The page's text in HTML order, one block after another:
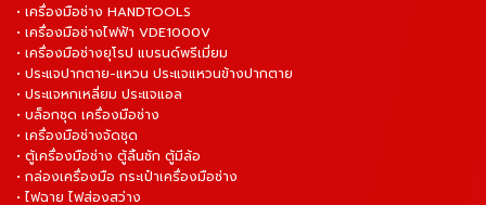
• เครื่องมือช่าง HANDTOOLS
• เครื่องมือช่างไฟฟ้า VDE1000V
• เครื่องมือช่างยุโรป แบรนด์พรีเมี่ยม
• ประแจปากตาย-แหวน ประแจแหวนข้างปากตาย
• ประแจหกเหลี่ยม ประแจแอล
• บล็อกชุด เครื่องมือช่าง
• เครื่องมือช่างจัดชุด
• ตู้เครื่องมือช่าง ตู้ลิ้นชัก ตู้มีล้อ
• กล่องเครื่องมือ กระเป๋าเครื่องมือช่าง
• ไฟฉาย ไฟส่องสว่าง